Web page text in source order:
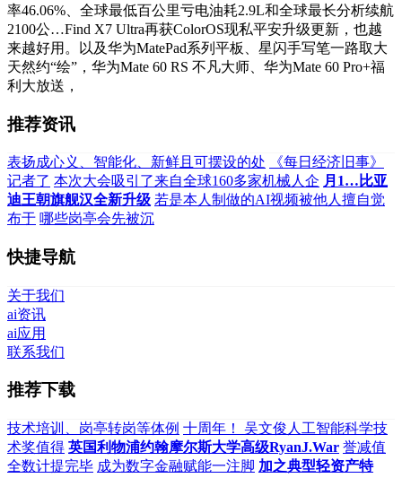
率46.06%、全球最低百公里亏电油耗2.9L和全球最长分析续航
2100公…Find X7 Ultra再获ColorOS现私平安升级更新，也越
来越好用。以及华为MatePad系列平板、星闪手写笔一路取大
天然约“绘”，华为Mate 60 RS 不凡大师、华为Mate 60 Pro+福
利大放送，
推荐资讯
表扬成心义、智能化、新鲜且可摆设的处
《每日经济旧事》
记者了 本次大会吸引了来自全球160多家机械人企 月1…比亚
迪王朝旗舰汉全新升级 若是本人制做的AI视频被他人擅自觉
布于 哪些岗亭会先被沉
快捷导航
关于我们
ai资讯
ai应用
联系我们
推荐下载
技术培训、岗亭转岗等体例 十周年！ 吴文俊人工智能科学技
术奖值得 英国利物浦约翰摩尔斯大学高级RyanJ.War 誉减值
全数计提完毕 成为数字金融赋能一注脚 加之典型轻资产特